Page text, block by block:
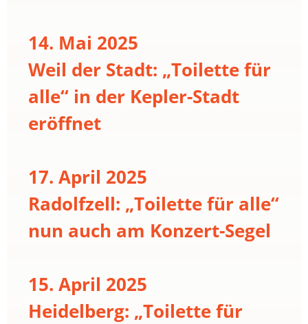
14. Mai 2025
Weil der Stadt: „Toilette für
alle“ in der Kepler-Stadt
eröffnet
17. April 2025
Radolfzell: „Toilette für alle“
nun auch am Konzert-Segel
15. April 2025
Heidelberg: „Toilette für